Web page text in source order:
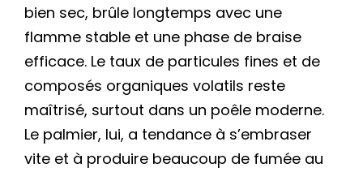
bien sec, brûle longtemps avec une
flamme stable et une phase de braise
efficace. Le taux de particules fines et de
composés organiques volatils reste
maîtrisé, surtout dans un poêle moderne.
Le palmier, lui, a tendance à s’embraser
vite et à produire beaucoup de fumée au